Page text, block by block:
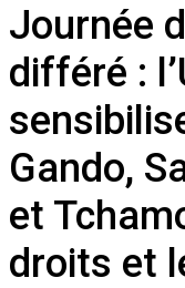
Journée
différé :
Gando,
et
droits et